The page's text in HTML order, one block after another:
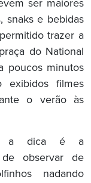
ser maiores
snaks e bebidas
trazer a
do National
poucos minutos
exibidos filmes
o verão às
a dica é a
de observar de
nadando